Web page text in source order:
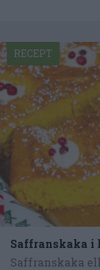
Saffranskaka i
Saffranskaka
RECEPT